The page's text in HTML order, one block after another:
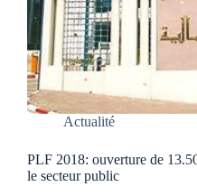
Actualité
PLF 2018: ouverture de
le secteur public